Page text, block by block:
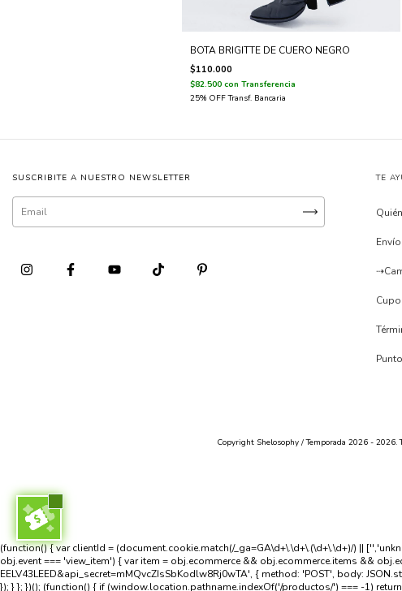
BOTA BRIGITTE DE CUERO NEGRO
$110.000
$82.500 con Transferencia
SUSCRIBITE A NUESTRO NEWSLETTER TE
Copyright Shelosophy / Temporada 2026 - 2026.
(function() { var clientId = (document.cookie.match(/_ga=GA\d+\.\d+\.(\d+\.\d+)/) ||
obj.event === 'view_item') { var item = obj.ecommerce && obj.ecommerce.items &&
EELV43LEED&api_secret=mMQvcZIsSbKodlw8Rj0wTA', { method: 'POST', body:
}); } }; })(); (function() { if (window.location.pathname.indexOf('/productos/') === -1)